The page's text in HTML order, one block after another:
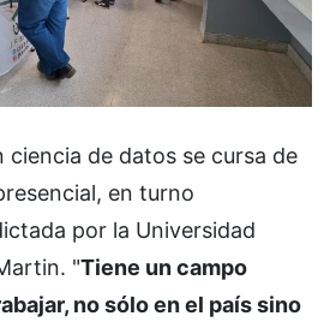
ciencia de datos se cursa de
en turno
por la Universidad
"Tiene un campo
no sólo en el país sino